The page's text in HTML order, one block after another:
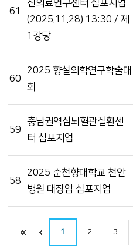
61
신의료연구센터 심포지엄
(2025.11.28) 13:30 / 제
1강당
60
2025 향설의학연구학술대
회
59
충남권역심뇌혈관질환센
터 심포지엄
58
2025 순천향대학교 천안
병원 대장암 심포지엄
1 2 3